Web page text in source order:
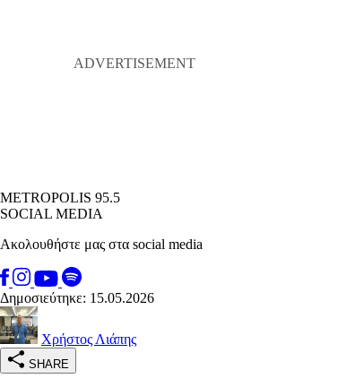
METROPOLIS 95.5
SOCIAL MEDIA
Ακολουθήστε μας στα social media
Δημοσιεύτηκε: 15.05.2026
Χρήστος Λιάπης
SHARE